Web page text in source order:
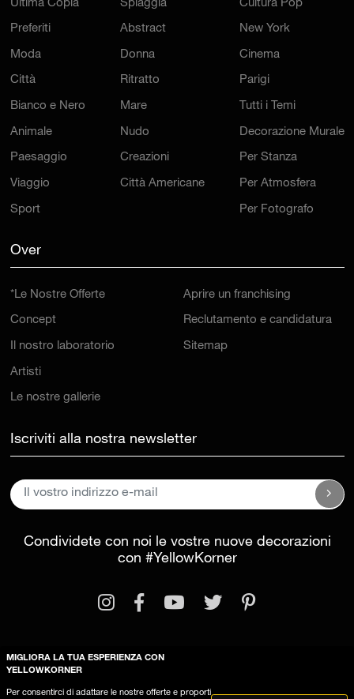
Ultima Copia
Preferiti
Moda
Città
Bianco e Nero
Animale
Paesaggio
Viaggio
Sport
Spiaggia
Abstract
Donna
Ritratto
Mare
Nudo
Creazioni
Città Americane
Cultura Pop
New York
Cinema
Parigi
Tutti i Temi
Decorazione Murale
Per Stanza
Per Atmosfera
Per Fotografo
Over
*Le Nostre Offerte
Concept
Il nostro laboratorio
Artisti
Le nostre gallerie
Aprire un franchising
Reclutamento e candidatura
Sitemap
Iscriviti alla nostra newsletter
Condividete con noi le vostre nuove decorazioni
con #YellowKorner
MIGLIORA LA TUA ESPERIENZA CON
YELLOWKORNER
Per consentirci di adattare le nostre offerte e proporti